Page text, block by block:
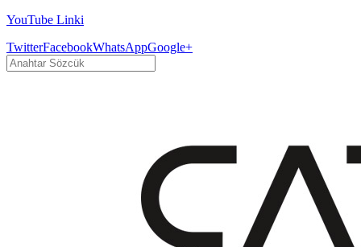
YouTube Linki
TwitterFacebookWhatsAppGoogle+